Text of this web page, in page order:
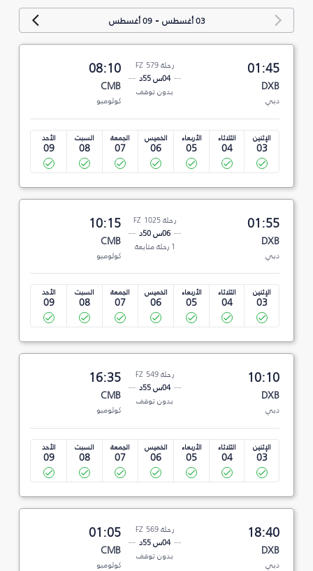
03 أغسطس -09 أغسطس
01:45
DXB
دبي
رحلة FZ 579
04س 55د
بدون توقف
08:10
CMB
كولومبو
الإثنين
03
الثلاثاء
04
الأربعاء
05
الخميس
06
الجمعة
07
السبت
08
الأحد
09
01:55
DXB
دبي
رحلة FZ 1025
06س 50د
1 رحلة متابعة
10:15
CMB
كولومبو
الإثنين
03
الثلاثاء
04
الأربعاء
05
الخميس
06
الجمعة
07
السبت
08
الأحد
09
10:10
DXB
دبي
رحلة FZ 549
04س 55د
بدون توقف
16:35
CMB
كولومبو
الإثنين
03
الثلاثاء
04
الأربعاء
05
الخميس
06
الجمعة
07
السبت
08
الأحد
09
18:40
DXB
دبي
رحلة FZ 569
04س 55د
بدون توقف
01:05
CMB
كولومبو